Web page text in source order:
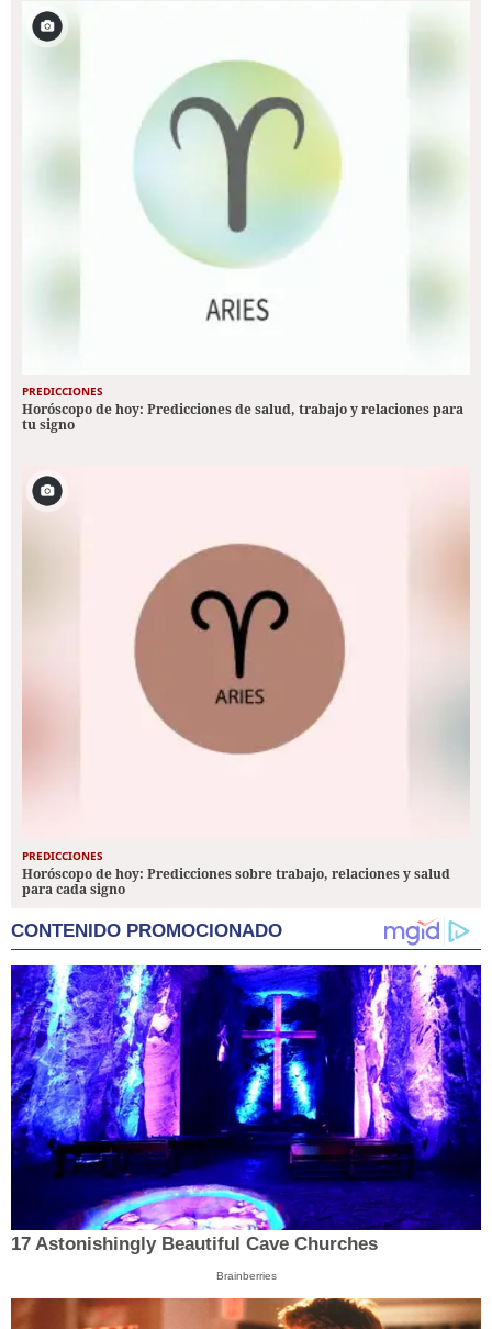
PREDICCIONES
Horóscopo de hoy: Predicciones de salud, trabajo y relaciones para
tu signo
PREDICCIONES
Horóscopo de hoy: Predicciones sobre trabajo, relaciones y salud
para cada signo
CONTENIDO PROMOCIONADO
17 Astonishingly Beautiful Cave Churches
Brainberries